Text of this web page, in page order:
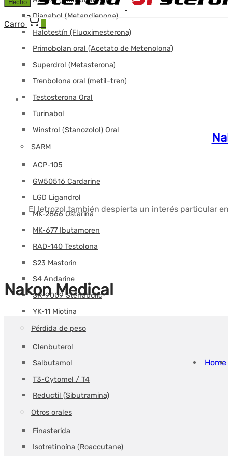
Dianabol (Metandienona)
Halotestín (Fluoximesterona)
Primobolan oral (Acetato de Metenolona)
Superdrol (Metasterona)
Trenbolona oral (metil-tren)
Testosterona Oral
Turinabol
Winstrol (Stanozolol) Oral
SARM
ACP-105
GW50516 Cardarine
LGD Ligandrol
MK-2866 Ostarina
MK-677 Ibutamoren
RAD-140 Testolona
S23 Mastorin
S4 Andarine
SR-9009 Stenabolic
YK-11 Miotina
Pérdida de peso
Clenbuterol
Salbutamol
T3-Cytomel / T4
Reductil (Sibutramina)
Otros orales
Finasterida
Isotretinoína (Roaccutane)
Carro
Nakon Medical
Hecho
El letrozol también despierta un interés particular
Home